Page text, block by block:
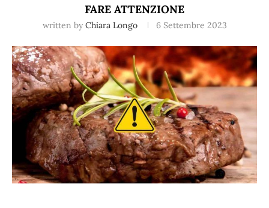
FARE ATTENZIONE
written by Chiara Longo 6 Settembre 2023